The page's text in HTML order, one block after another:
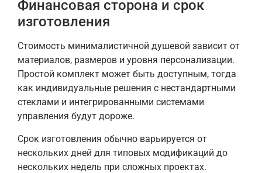
Финансовая сторона и срок
изготовления
Стоимость минималистичной душевой зависит от
материалов, размеров и уровня персонализации.
Простой комплект может быть доступным, тогда
как индивидуальные решения с нестандартными
стеклами и интегрированными системами
управления будут дороже.
Срок изготовления обычно варьируется от
нескольких дней для типовых модификаций до
нескольких недель при сложных проектах.